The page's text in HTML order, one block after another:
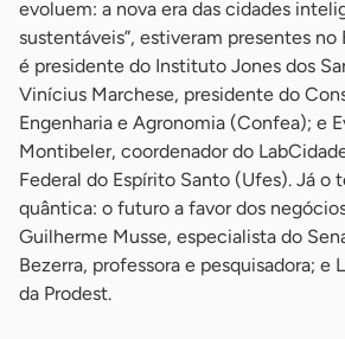
evoluem: a nova era das cidades
sustentáveis”, estiveram presentes no
é presidente do Instituto Jones dos
Vinícius Marchese, presidente do
Engenharia e Agronomia (Confea); e
Montibeler, coordenador do
Federal do Espírito Santo (Ufes). Já o
quântica: o futuro a favor dos
Guilherme Musse, especialista do
Bezerra, professora e pesquisadora; e
da Prodest.